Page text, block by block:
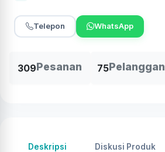
Telepon WhatsApp
309Pesanan 75Pelanggan
Deskripsi Diskusi Produk